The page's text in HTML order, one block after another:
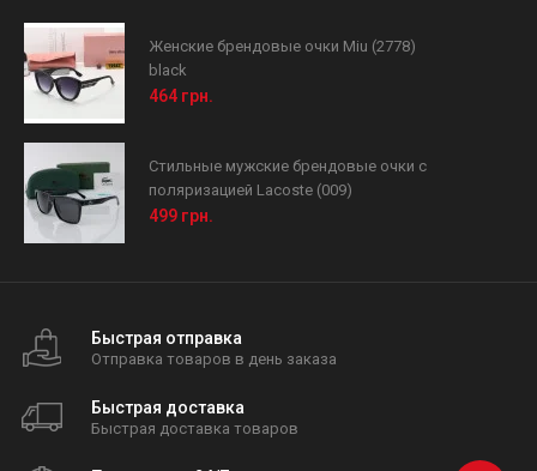
Женские брендовые очки Miu (2778)
black
464 грн.
Стильные мужские брендовые очки с
поляризацией Lacoste (009)
499 грн.
Быстрая отправка
Отправка товаров в день заказа
Быстрая доставка
Быстрая доставка товаров